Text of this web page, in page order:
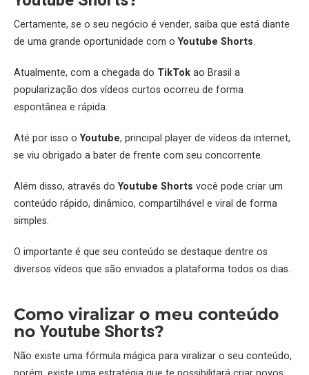
Certamente, se o seu negócio é vender, saiba que está diante
de uma grande oportunidade com oYoutube Shorts.
Atualmente, com a chegada do TikTokao Brasil a
popularização dos vídeos curtos ocorreu de forma
espontânea e rápida.
Até por isso oYoutube, principal player de vídeos da internet,
se viu obrigado a bater de frente com seu concorrente.
Além disso, através doYoutube Shorts você pode criar um
conteúdo rápido, dinâmico, compartilhável e viral de forma
simples.
O importante é que seu conteúdo se destaque dentre os
diversos vídeos que são enviados a plataforma todos os dias.
Como viralizar o meu conteúdo
noYoutube Shorts?
Não existe uma fórmula mágica para viralizar o seu conteúdo,